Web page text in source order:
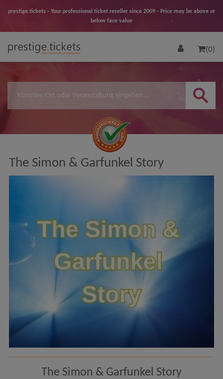
prestige.tickets - Your professional ticket reseller since 2009 - Price may be above or
below face value
(0)
The Simon & Garfunkel Story
The Simon & Garfunkel Story